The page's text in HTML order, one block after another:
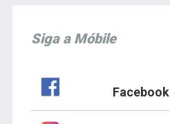
Siga a Móbile
Facebook